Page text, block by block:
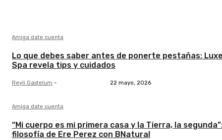
Amiga date cuenta
Lo que debes saber antes de ponerte pestañas:
Spa revela tips y cuidados
Reyli Gastelum - 22 mayo, 2026
Amiga date cuenta
“Mi cuerpo es mi primera casa y la Tierra, la
filosofía de Ere Perez con BNatural